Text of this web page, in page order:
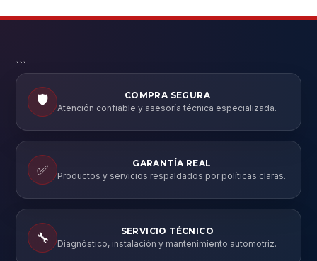
```
🛡️
COMPRA SEGURA
Atención confiable y asesoría técnica especializada.
✅
GARANTÍA REAL
Productos y servicios respaldados por políticas claras.
🔧
SERVICIO TÉCNICO
Diagnóstico, instalación y mantenimiento automotriz.